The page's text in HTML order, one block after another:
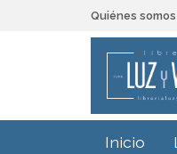
Quiénes somos
Inicio